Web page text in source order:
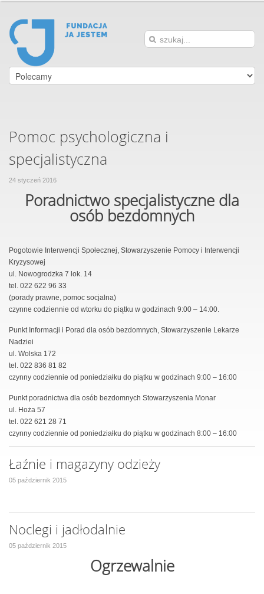
Pomoc psychologiczna i
specjalistyczna
24 styczeń 2016
Poradnictwo specjalistyczne dla
osób bezdomnych
Pogotowie Interwencji Społecznej, Stowarzyszenie Pomocy i Interwencji
Kryzysowej
ul. Nowogrodzka 7 lok. 14
tel. 022 622 96 33
(porady prawne, pomoc socjalna)
czynne codziennie od wtorku do piątku w godzinach 9:00 – 14:00.
Punkt Informacji i Porad dla osób bezdomnych, Stowarzyszenie Lekarze
Nadziei
ul. Wolska 172
tel. 022 836 81 82
czynny codziennie od poniedziałku do piątku w godzinach 9:00 – 16:00
Punkt poradnictwa dla osób bezdomnych Stowarzyszenia Monar
ul. Hoża 57
tel. 022 621 28 71
czynny codziennie od poniedziałku do piątku w godzinach 8:00 – 16:00
Łaźnie i magazyny odzieży
05 październik 2015
Noclegi i jadłodalnie
05 październik 2015
Ogrzewalnie